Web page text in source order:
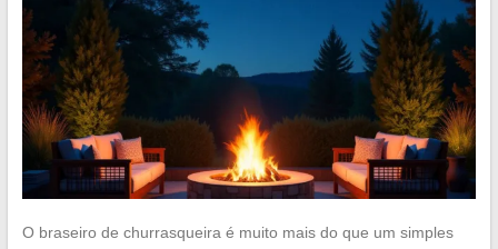
O braseiro de churrasqueira é muito mais do que um simples